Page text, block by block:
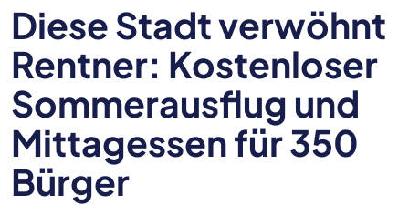
Diese Stadt verwöhnt
Rentner: Kostenloser
Sommerausflug und
Mittagessen für 350
Bürger